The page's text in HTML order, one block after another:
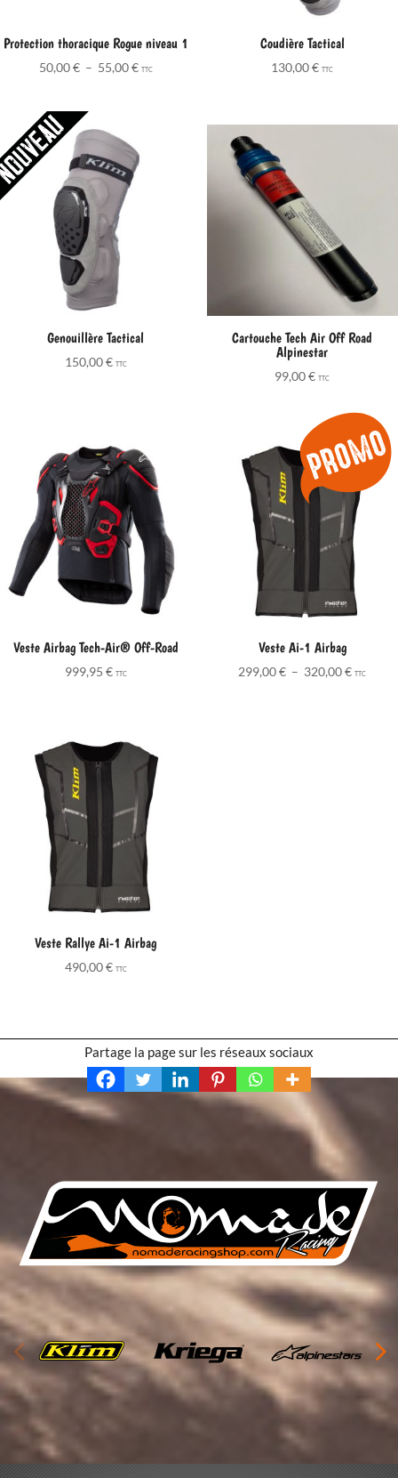
Protection thoracique Rogue niveau 1
50,00€ – 55,00€Plage
55,00 €
TTC
Coudière Tactical
130,00€ TTC
Genouillère Tactical
150,00€ TTC
Cartouche Tech Air Off Road
Alpinestar
99,00€ TTC
Veste Airbag Tech-Air® Off-Road
999,95 € TTC
Veste Ai-1 Airbag
299,00€ – 320,00€Plage
TTC
Veste Rallye Ai-1 Airbag
490,00€ TTC
Partage la page sur les réseaux sociaux
Klim
Logo
a
Logo-
alpine
stars-